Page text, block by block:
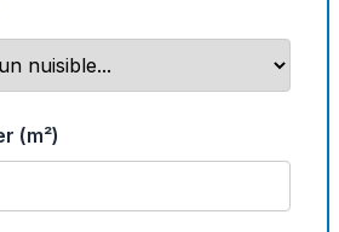
(m²)